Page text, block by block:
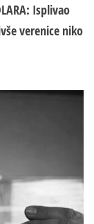
Isplivao
verenice niko